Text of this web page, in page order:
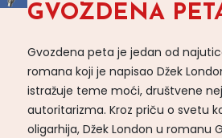
GVOZDENA
Gvozdena peta je jedan od
romana koji je napisao Džek
istražuje teme moći, društvene
autoritarizma. Kroz priču o svetu
oligarhija, Džek London u romanu